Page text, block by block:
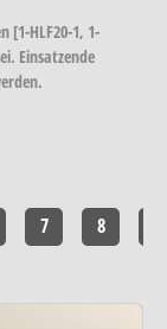
[1-HLF20-1, 1-
Einsatzende
7 8